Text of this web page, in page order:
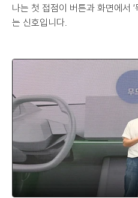
나는 첫 접점이 버튼과 화면에서
는 신호입니다.